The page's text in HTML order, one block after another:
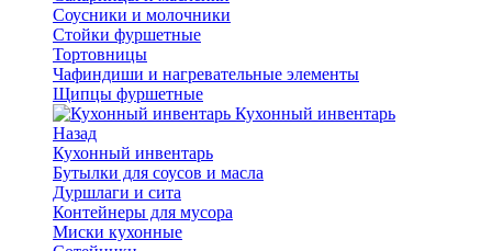
Соусники и молочники
Стойки фуршетные
Тортовницы
Чафиндиши и нагревательные элементы
Щипцы фуршетные
Кухонный инвентарь
Назад
Кухонный инвентарь
Бутылки для соусов и масла
Дуршлаги и сита
Контейнеры для мусора
Миски кухонные